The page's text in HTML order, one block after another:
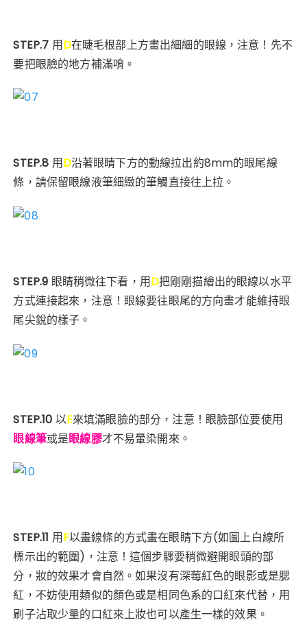
STEP.7 用D在睫毛根部上方畫出細細的眼線，注意！先不
要把眼臉的地方補滿唷。
STEP.8 用D沿著眼睛下方的動線拉出約8mm的眼尾線
條，請保留眼線液筆細緻的筆觸直接往上拉。
STEP.9 眼睛稍微往下看，用D把剛剛描繪出的眼線以水平
方式連接起來，注意！眼線要往眼尾的方向畫才能維持眼
尾尖銳的樣子。
STEP.10 以E來填滿眼臉的部分，注意！眼臉部位要使用
眼線筆或是眼線膠才不易暈染開來。
STEP.11 用F以畫線條的方式畫在眼睛下方(如圖上白線所
標示出的範圍) ，注意！這個步驟要稍微避開眼頭的部
分，妝的效果才會自然。如果沒有深莓紅色的眼影或是腮
紅，不妨使用類似的顏色或是相同色系的口紅來代替，用
刷子沾取少量的口紅來上妝也可以產生一樣的效果。